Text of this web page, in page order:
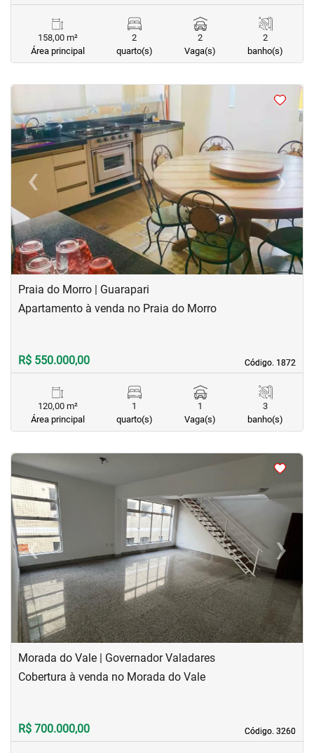
158,00 m²
Área principal
2
quarto(s)
2
Vaga(s)
2
banho(s)
‹Previous ›Next
Praia do Morro | Guarapari
Código. 1872
Código. 1872
Apartamento à venda no Praia do Morro
R$ 550.000,00
120,00 m²
Área principal
1
quarto(s)
1
Vaga(s)
3
banho(s)
<<<
‹Previous ›
Next
Morada do Vale | Governador Valadares
Código. 3260
Código. 3260
Cobertura à venda no Morada do Vale
R$ 700.000,00